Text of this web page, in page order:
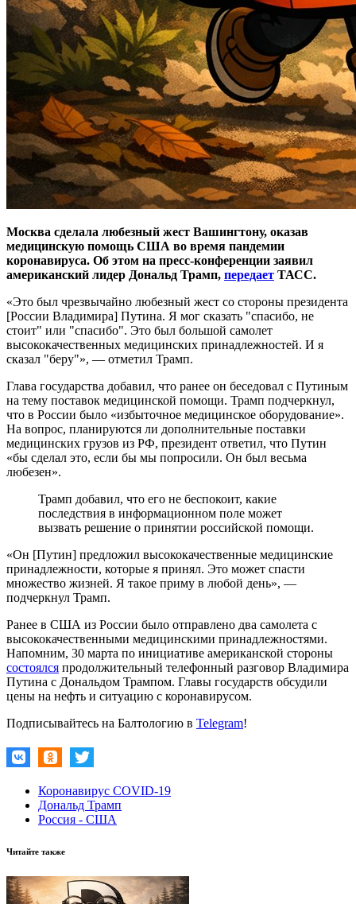
Москва сделала любезный жест Вашингтону, оказав
медицинскую помощь США во время пандемии
коронавируса. Об этом на пресс-конференции заявил
американский лидер Дональд Трамп, передает ТАСС.
«Это был чрезвычайно любезный жест со стороны президента
[России Владимира] Путина. Я мог сказать "спасибо, не
стоит" или "спасибо". Это был большой самолет
высококачественных медицинских принадлежностей. И я
сказал "беру"», — отметил Трамп.
Глава государства добавил, что ранее он беседовал с Путиным
на тему поставок медицинской помощи. Трамп подчеркнул,
что в России было «избыточное медицинское оборудование».
На вопрос, планируются ли дополнительные поставки
медицинских грузов из РФ, президент ответил, что Путин
«бы сделал это, если бы мы попросили. Он был весьма
любезен».
Трамп добавил, что его не беспокоит, какие
последствия в информационном поле может
вызвать решение о принятии российской помощи.
«Он [Путин] предложил высококачественные медицинские
принадлежности, которые я принял. Это может спасти
множество жизней. Я такое приму в любой день», —
подчеркнул Трамп.
Ранее в США из России было отправлено два самолета с
высококачественными медицинскими принадлежностями.
Напомним, 30 марта по инициативе американской стороны
состоялся продолжительный телефонный разговор Владимира
Путина с Дональдом Трампом. Главы государств обсудили
цены на нефть и ситуацию с коронавирусом.
Подписывайтесь на Балтологию в Telegram!
Коронавирус COVID-19
Дональд Трамп
Россия - США
Читайте также